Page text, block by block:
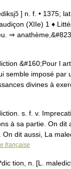
] n. f. • 1375;
(XIIe) 1 ♦
⇒
&#160;Pour l
semble imposé par
divines à
s. f. v.
à sa partie. On
dit aussi, La
française
tion, n. [L.